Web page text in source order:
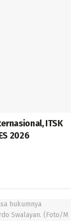
ITSK
2026